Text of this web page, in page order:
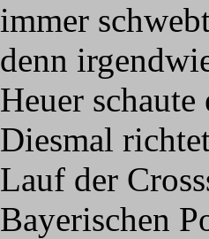
immer
denn
Heuer schaute
Diesmal
Lauf der
Bayerischen